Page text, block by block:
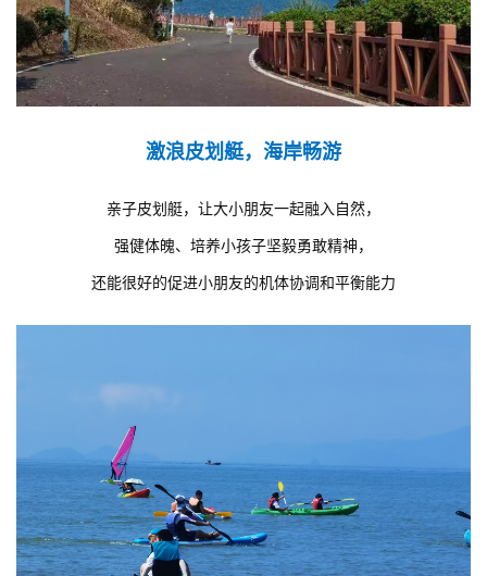
激浪皮划艇，海岸畅游
亲子皮划艇，让大小朋友一起融入自然，
强健体魄、培养小孩子坚毅勇敢精神，
还能很好的促进小朋友的机体协调和平衡能力